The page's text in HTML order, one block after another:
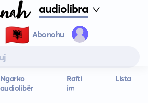
audiolibra
🇦🇱 Abonohu
Ngarko
audiolibër
Rafti
im
Lista